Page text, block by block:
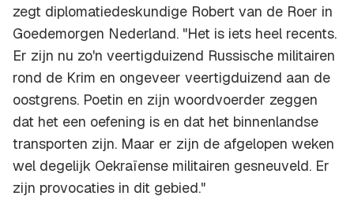
zegt diplomatiedeskundige Robert van de Roer in
Goedemorgen Nederland. "Het is iets heel recents.
Er zijn nu zo'n veertigduizend Russische militairen
rond de Krim en ongeveer veertigduizend aan de
oostgrens. Poetin en zijn woordvoerder zeggen
dat het een oefening is en dat het binnenlandse
transporten zijn. Maar er zijn de afgelopen weken
wel degelijk Oekraïense militairen gesneuveld. Er
zijn provocaties in dit gebied."